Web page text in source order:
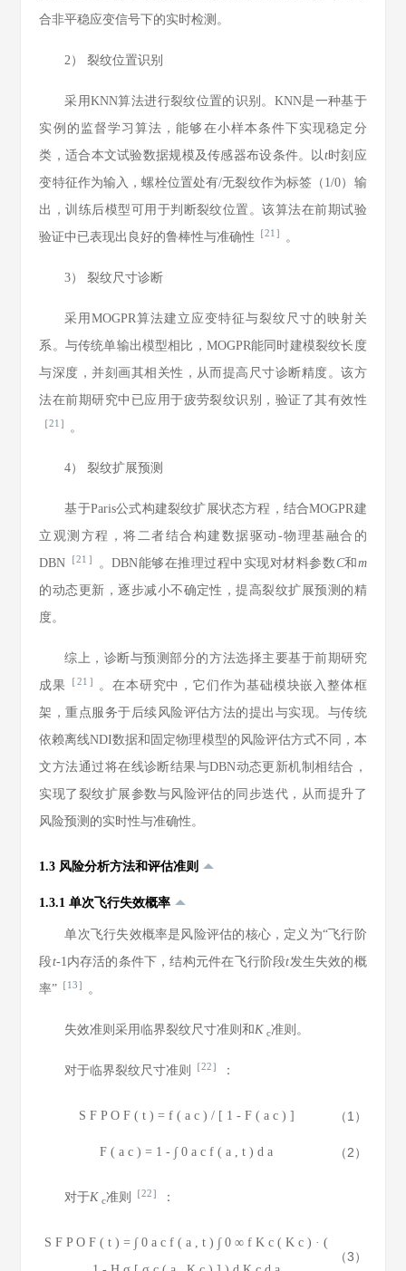
合非平稳应变信号下的实时检测。
2） 裂纹位置识别
采用KNN算法进行裂纹位置的识别。KNN是一种基于
实例的监督学习算法，能够在小样本条件下实现稳定分
类，适合本文试验数据规模及传感器布设条件。以t时刻应
变特征作为输入，螺栓位置处有/无裂纹作为标签（1/0）输
出，训练后模型可用于判断裂纹位置。该算法在前期试验
验证中已表现出良好的鲁棒性与准确性
［21］ 。
3） 裂纹尺寸诊断
采用MOGPR算法建立应变特征与裂纹尺寸的映射关
系。与传统单输出模型相比，MOGPR能同时建模裂纹长度
与深度，并刻画其相关性，从而提高尺寸诊断精度。该方
法在前期研究中已应用于疲劳裂纹识别，验证了其有效性
［21］ 。
4） 裂纹扩展预测
基于Paris公式构建裂纹扩展状态方程，结合MOGPR建
立观测方程，将二者结合构建数据驱动-物理基融合的
DBN ［21 ］ 。DBN能够在推理过程中实现对材料参数C和 m
的动态更新，逐步减小不确定性，提高裂纹扩展预测的精
度。
综上，诊断与预测部分的方法选择主要基于前期研究
成果
［21 ］ 。在本研究中，它们作为基础模块嵌入整体框
架，重点服务于后续风险评估方法的提出与实现。与传统
依赖离线NDI数据和固定物理模型的风险评估方式不同，本
文方法通过将在线诊断结果与DBN动态更新机制相结合，
实现了裂纹扩展参数与风险评估的同步迭代，从而提升了
风险预测的实时性与准确性。
1.3 风险分析方法和评估准则
1.3.1 单次飞行失效概率
单次飞行失效概率是风险评估的核心，定义为“飞行阶
段t-1内存活的条件下，结构元件在飞行阶段t发生失效的概
率” ［13］ 。
失效准则采用临界裂纹尺寸准则和K c准则。
对于临界裂纹尺寸准则 ［22］ ：
S F P O F ( t ) = f ( a c ) / [ 1 - F ( a c ) ] （1）
F ( a c ) = 1 - ∫ 0 a c f ( a , t ) d a （2）
对于K c准则 ［22］ ：
S F P O F ( t ) = ∫ 0 a c f ( a , t ) ∫ 0 ∞ f K c ( K c ) · (
（3）